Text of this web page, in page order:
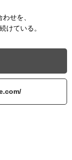
せを、
けている。